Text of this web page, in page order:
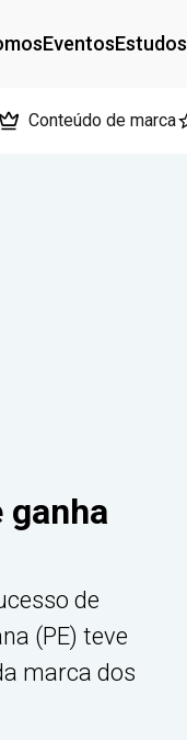
EventosEstudos
Conteúdo de marca
ganha
de
(PE) teve
marca dos